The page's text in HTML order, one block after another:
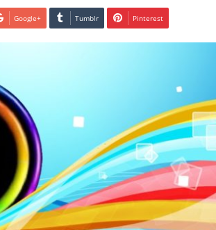
Google+ Tumblr Pinterest